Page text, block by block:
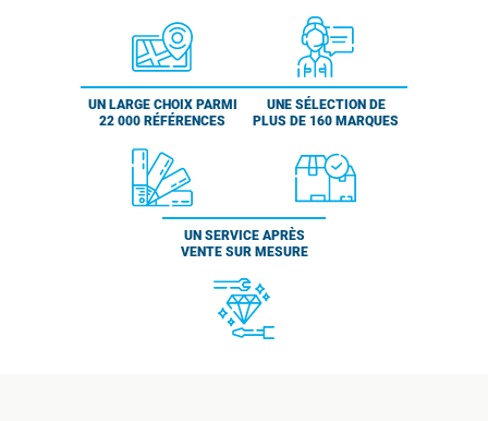
UN LARGE CHOIX PARMI
22 000 RÉFÉRENCES
UNE SÉLECTION DE
PLUS DE 160 MARQUES
UN SERVICE APRÈS
VENTE SUR MESURE